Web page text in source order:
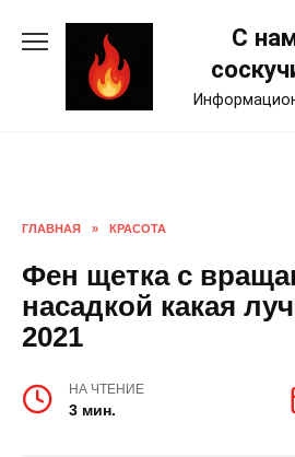
С
ГЛАВНАЯ » КРАСОТА
Фен щетка с
насадкой какая
2021
НА ЧТЕНИЕ
3 мин.